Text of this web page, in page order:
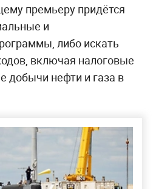
премьеру придётся
и
либо искать
включая налоговые
добычи нефти и газа в